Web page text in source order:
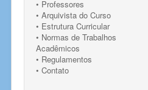
• Professores
• Arquivista do Curso
• Estrutura Curricular
• Normas de Trabalhos
Acadêmicos
• Regulamentos
• Contato